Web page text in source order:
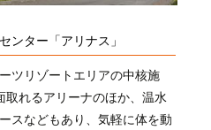
ンター「アリナス」
ツリゾートエリアの中核施
れるアリーナのほか、温水
スなどもあり、気軽に体を動